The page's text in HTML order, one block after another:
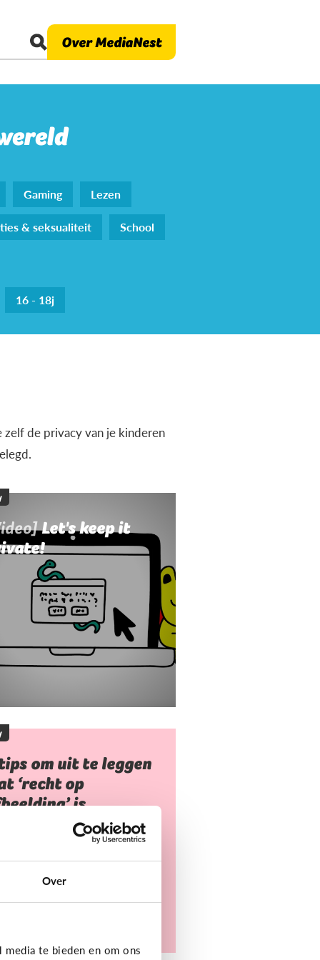
Over
te bieden en om ons
Over MediaNest
Gaming
Lezen
& seksualiteit
School
16 - 18j
de privacy van je kinderen
Let's keep it
om uit te leggen
‘recht op
is
mag niet zomaar foto's van
nemen of gebruiken.
heb je toestemming
Dat heet ‘recht op